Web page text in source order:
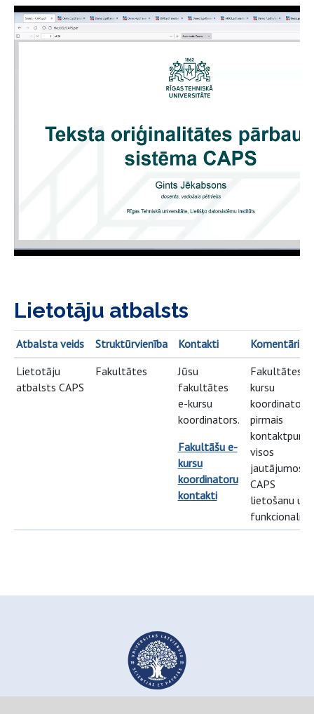
Lietotāju atbalsts
Atbalsta veids Struktūrvienība Kontakti
Komentāri
Lietotāju
atbalsts CAPS
Fakultātes
Jūsu
fakultātes
e-kursu
koordinators.
Fakultāšu e-
kursu
koordinatoru
kontakti
Fakultātes e-
kursu
koordinators
pirmais
visos
jautājumos
CAPS
lietošanu un